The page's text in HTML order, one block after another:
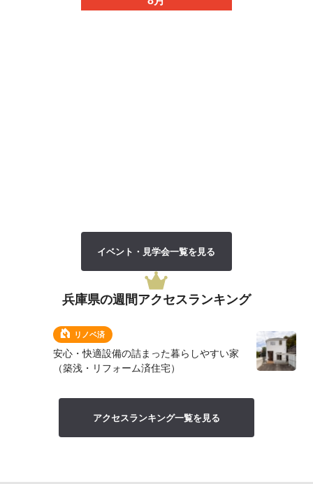
イベント・見学会一覧を見る
兵庫県の週間アクセスランキング
リノベ済
安心・快適設備の詰まった暮らしやすい家
（築浅・リフォーム済住宅）
アクセスランキング一覧を見る